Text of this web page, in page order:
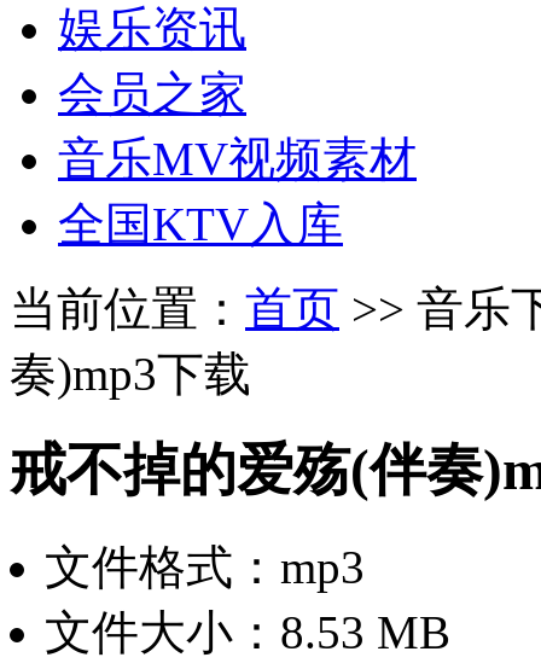
娱乐资讯
会员之家
音乐MV视频素材
全国KTV入库
当前位置： 首页 >> 音乐
奏)mp3下载
戒不掉的爱殇(伴奏
文件格式：mp3
文件大小：8.53 MB